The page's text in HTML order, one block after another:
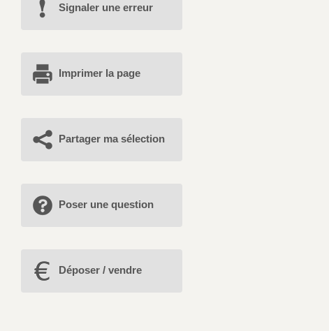
Signaler une erreur
Imprimer la page
Partager ma sélection
Poser une question
Déposer / vendre